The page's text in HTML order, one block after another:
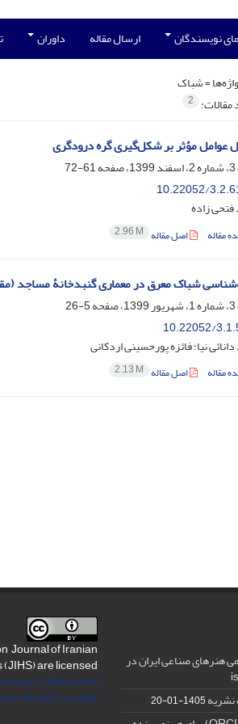
نویسندگان ارسال مقاله داوران
=شباک
مقالات: 2
عوامل مؤثر بر شکل‌گیری گره درودگری
61-72
10.22052/
زاده
مقاله اصل مقاله 2.96 M
شباک معرق در معماری گنبدخانۀ مساجد
5-26
10.22052/
نیا؛ فائزه پورحسینی اردکانی
مقاله اصل مقاله 2.13 M
هنرهای صناعی ایران در
1405-01-20
Journal of Iranian
are licensed
Attribution
License